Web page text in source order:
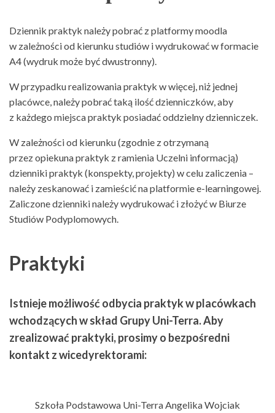
Dziennik praktyk należy pobrać z platformy moodla
w zależności od kierunku studiów i wydrukować w formacie
A4 (wydruk może być dwustronny).
W przypadku realizowania praktyk w więcej, niż jednej
placówce, należy pobrać taką ilość dzienniczków, aby
z każdego miejsca praktyk posiadać oddzielny dzienniczek.
W zależności od kierunku (zgodnie z otrzymaną
przez opiekuna praktyk z ramienia Uczelni informacją)
dzienniki praktyk (konspekty, projekty) w celu zaliczenia –
należy zeskanować i zamieścić na platformie e-learningowej.
Zaliczone dzienniki należy wydrukować i złożyć w Biurze
Studiów Podyplomowych.
Praktyki
Istnieje możliwość odbycia praktyk w placówkach
wchodzących w skład Grupy Uni-Terra. Aby
zrealizować praktyki, prosimy o bezpośredni
kontakt z wicedyrektorami:
Szkoła Podstawowa Uni-Terra Angelika Wojciak